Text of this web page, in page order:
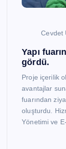
Cevdet
Yapı
gördü.
Proje içerilik
avantajlar
fuarından
oluşturdu.
Yönetimi ve